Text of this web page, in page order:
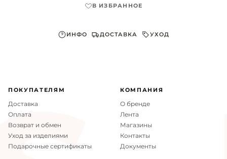
В ИЗБРАННОЕ
ИНФО ДОСТАВКА УХОД
Ширина
ПОКУПАТЕЛЯМ
Доставка
Оплата
Возврат и обмен
Уход за изделиями
Подарочные сертификаты
КОМПАНИЯ
О бренде
Лента
Магазины
Контакты
Документы